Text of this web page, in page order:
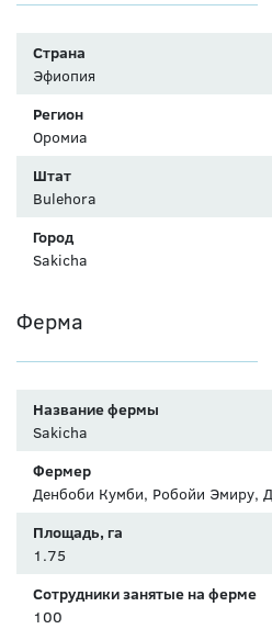
Страна
Эфиопия
Регион
Оромиа
Штат
Bulehora
Город
Sakicha
Ферма
Название фермы
Sakicha
Фермер
Денбоби Кумби, Робойи Эмиру,
Площадь, га
1.75
Сотрудники занятые на ферме
100